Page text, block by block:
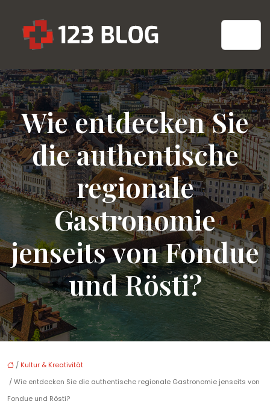
Wie entdecken Sie
die authentische
regionale
Gastronomie
jenseits von Fondue
und Rösti?
/ Kultur & Kreativität
/ Wie entdecken Sie die authentische regionale Gastronomie jenseits von
Fondue und Rösti?